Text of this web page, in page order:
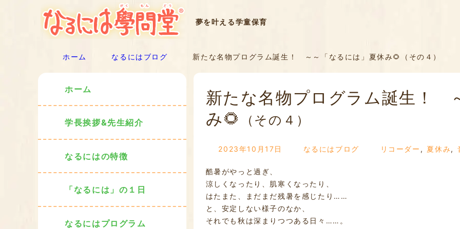
夢を叶える学童保育
ホーム なるにはブログ 新たな名物プログラム誕生！ ～～「なるには」夏休み🌻（その４）
新たな名物プログラム誕生！
み🌻
（その４）
2023年10月17日 なるにはブログ リコーダー , 夏休み,
酷暑がやっと過ぎ、
涼しくなったり、肌寒くなったり、
はたまた、まだまだ残暑を感じたり……
と、安定しない様子のなか、
それでも秋は深まりつつある日々……。
ホーム
学長挨拶&先生紹介
なるにはの特徴
「なるには」の１日
なるにはプログラム